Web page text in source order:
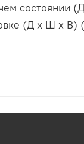
состоянии
(Д х Ш х В)